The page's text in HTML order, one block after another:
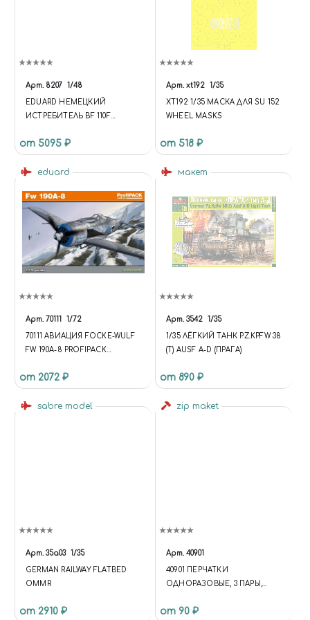
COMPARE-STATE', 'ADDED'); }); };
UPDATE = FUNCTION {
$.AJAX('/BITRIX/TEMPLATES/U
NTEC.UNIVERSE/SYSTEM/BAS
KET.MANAGER/AJAX.PHP', {
'COMPARE_CODE': 'COMPARE',
'~COMPARE': 'Y',
'~CACHE_TYPE': 'N'}, 'SUCCESS':
FUNCTION (RESPONSE) { DATA
= RESPONSE; RUN; } }) };
UPDATE;
$(DOCUMENT).ON('CLICK',
NODE.DATA('BASKETID'); VAR
ACTION =
NODE.DATA('BASKETACTION');
NODE.DATA('BASKETQUANTIT
NODE.DATA('BASKETPRICE');
VAR DATA =
})); } ELSE IF (ACTION ===
'REMOVE') { $('[DATA-BASKET-
ID=' + ID + ']').ATTR('DATA-
UNIVERSE.BASKET.REMOVE(AP
Арт. 8207 1/48
EDUARD НЕМЕЦКИЙ
ИСТРЕБИТЕЛЬ BF 110F
от 5095 ₽
Арт. xt192 1/35
XT192 1/35 МАСКА ДЛЯ SU 152
WHEEL MASKS
от 518 ₽
eduard
Арт. 70111 1/72
70111 АВИАЦИЯ FOCKE-WULF
FW 190A-8 PROFIPACK
от 2072 ₽
макет
Арт. 3542 1/35
1/35 ЛЁГКИЙ ТАНК PZ.KPFW 38
(T) AUSF A-D (ПРАГА)
от 890 ₽
sabre model
Арт. 35a03 1/35
GERMAN RAILWAY FLATBED
OMMR
от 2910 ₽
zip maket
Арт. 40901
40901 ПЕРЧАТКИ
ОДНОРАЗОВЫЕ, 3 ПАРЫ,
от 90 ₽